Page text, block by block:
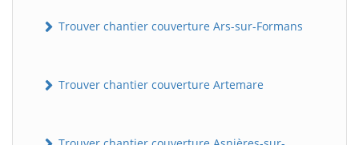
Trouver chantier couverture Ars-sur-Formans
Trouver chantier couverture Artemare